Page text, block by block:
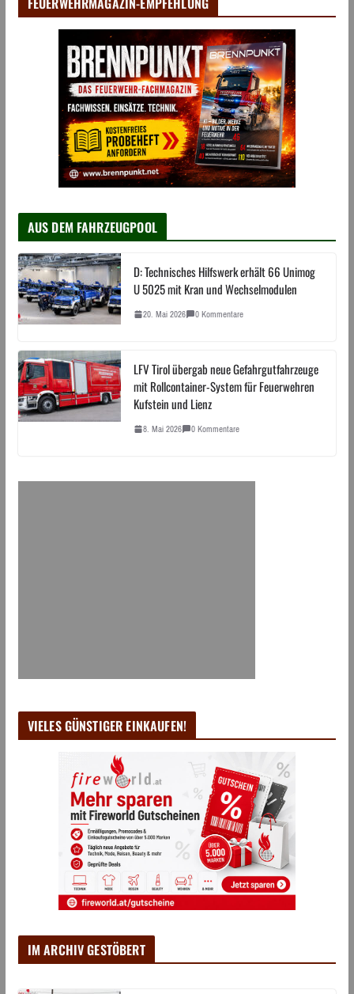
AUS DEM FAHRZEUGPOOL
D: Technisches Hilfswerk erhält 66 Unimog
U 5025 mit Kran und Wechselmodulen
20. Mai 2026 0 Kommentare
LFV Tirol übergab neue Gefahrgutfahrzeuge
mit Rollcontainer-System für Feuerwehren
Kufstein und Lienz
8. Mai 2026 0 Kommentare
VIELES GÜNSTIGER EINKAUFEN!
IM ARCHIV GESTÖBERT